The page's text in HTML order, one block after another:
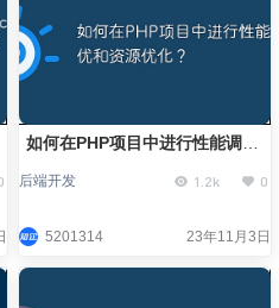
如何在PHP项目中进行性能调优
后端开发 1.2k 0
5201314 23年11月3日